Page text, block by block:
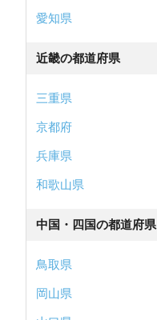
愛知県
近畿の都道府県
三重県
京都府
兵庫県
和歌山県
中国・四国の都道府県
鳥取県
岡山県